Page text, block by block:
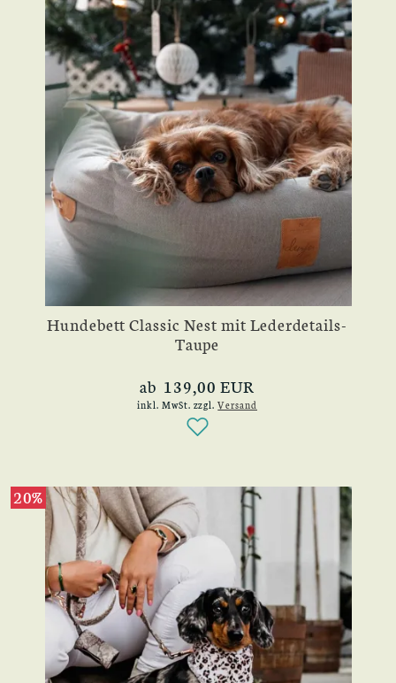
Hundebett Classic Nest mit Lederdetails-
Taupe
ab 139,00 EUR
inkl. MwSt. zzgl.Versand
20%